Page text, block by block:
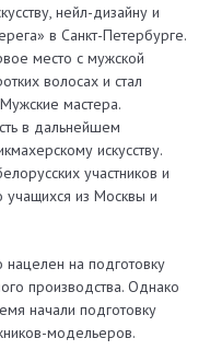
нейл-дизайну и
в Санкт-Петербурге.
место с мужской
волосах и стал
мастера.
в дальнейшем
искусству.
участников и
учащихся из Москвы и
нацелен на подготовку
производства. Однако
начали подготовку
модельеров.